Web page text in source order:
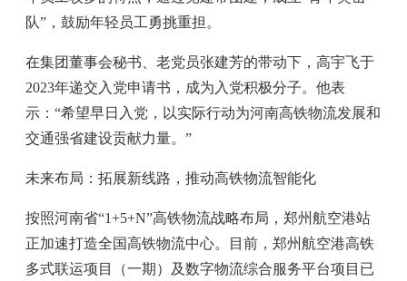
队”，鼓励年轻员工勇挑重担。
在集团董事会秘书、老党员张建芳的带动下，高宇飞于
2023年递交入党申请书，成为入党积极分子。他表
示：“希望早日入党，以实际行动为河南高铁物流发展和
交通强省建设贡献力量。”
未来布局：拓展新线路，推动高铁物流智能化
按照河南省“1+5+N”高铁物流战略布局，郑州航空港站
正加速打造全国高铁物流中心。目前，郑州航空港高铁
多式联运项目（一期）及数字物流综合服务平台项目已